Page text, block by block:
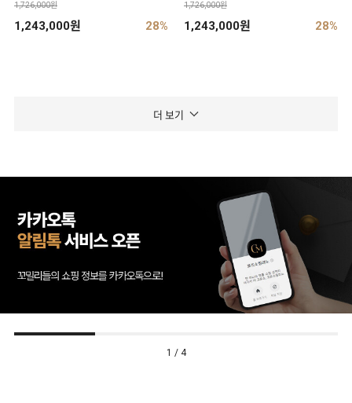
1,726,000원
1,243,000원 28%
1,726,000원
1,243,000원 28%
더 보기
1 / 4